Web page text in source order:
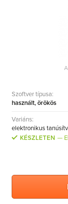
Szoftver típusa:
használt, örökös
Variáns:
elektronikus
KÉSZLETEN